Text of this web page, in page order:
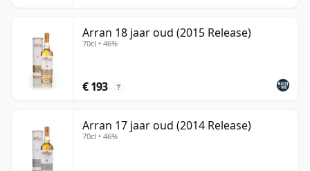
Arran 18 jaar oud (2015 Release)
70cl • 46%
€ 193 ?
Arran 17 jaar oud (2014 Release)
70cl • 46%